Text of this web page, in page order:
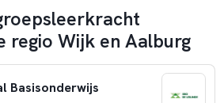
regio Wijk en Aalburg
Basisonderwijs